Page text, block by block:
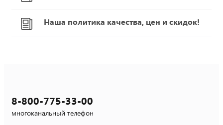
Наша политика качества, цен и скидок!
8-800-775-33-00
многоканальный телефон